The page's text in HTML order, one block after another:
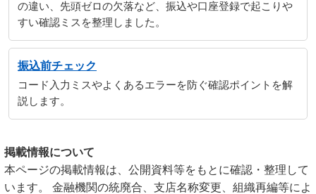
の違い、先頭ゼロの欠落など、振込や口座登録で起こりや
すい確認ミスを整理しました。
振込前チェック
コード入力ミスやよくあるエラーを防ぐ確認ポイントを解
説します。
掲載情報について
本ページの掲載情報は、公開資料等をもとに確認・整理して
います。 金融機関の統廃合、支店名称変更、組織再編等によ